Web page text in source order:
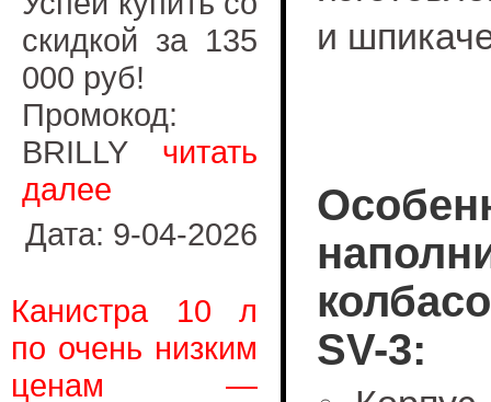
скидкой за 135
000 руб!
Промокод:
BRILLY читать
далее
Дата: 9-04-2026
Канистра 10 л
по очень низким
ценам —
и
SV-3: